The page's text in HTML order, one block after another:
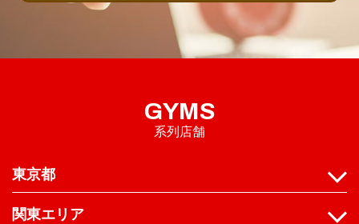
GYMS
系列店舗
東京都
関東エリア